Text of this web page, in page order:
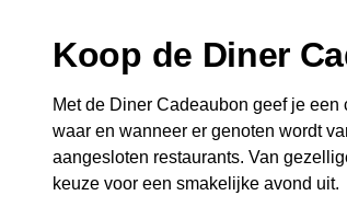
Koop de Diner
Met de Diner Cadeaubon geef je
waar en wanneer er genoten wordt
aangesloten restaurants. Van
keuze voor een smakelijke avond uit.